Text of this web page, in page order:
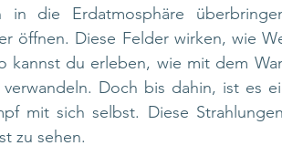
in die Erdatmosphäre
öffnen. Diese Felder wirken, wie
kannst du erleben, wie mit dem
Doch bis dahin, ist es
mit sich selbst. Diese
zu sehen.